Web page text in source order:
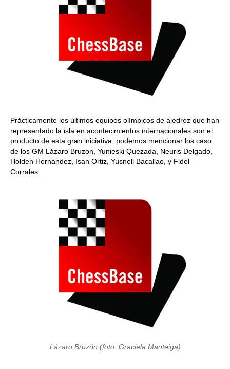
Prácticamente los últimos equipos olímpicos de ajedrez que han
representado la isla en acontecimientos internacionales son el
producto de esta gran iniciativa, podemos mencionar los caso
de los GM Lázaro Bruzon, Yunieski Quezada, Neuris Delgado,
Holden Hernández, Isan Ortiz, Yusnell Bacallao, y Fidel
Corrales.
Lázaro Bruzón (foto: Graciela Manteiga)